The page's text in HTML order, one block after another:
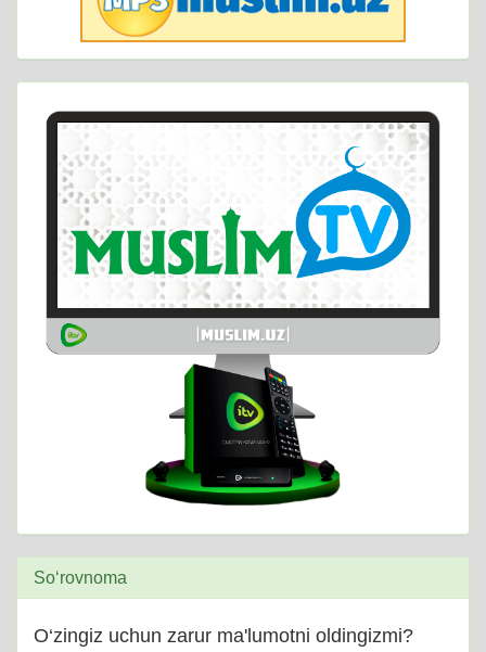
So‘rovnoma
O‘zingiz uchun zarur ma'lumotni oldingizmi?